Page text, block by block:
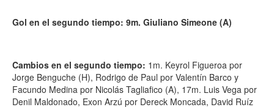
Gol en el segundo tiempo: 9m. Giuliano Simeone (A)
Cambios en el segundo tiempo: 1m. Keyrol Figueroa por
Jorge Benguche (H), Rodrigo de Paul por Valentín Barco y
Facundo Medina por Nicolás Tagliafico (A), 17m. Luis Vega por
Denil Maldonado, Exon Arzú por Dereck Moncada, David Ruíz